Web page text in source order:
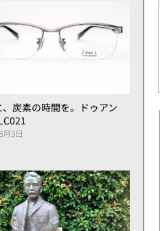
炭素の時間を。ドゥアン
月3日